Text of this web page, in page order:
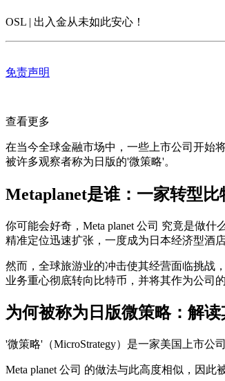
OSL | 出入金从未如此安心 ！
免责声明
查看更多
在当今全球金融市场中，一些上市公司开始
被许多观察者称为日版的'微策略'。
Metaplanet是谁：一家转型
你可能会好奇， Meta planet 公司 究竟是做什
精准定位迅速扩张，一度成为日本经济型酒
然而，全球旅游业的冲击使其经营面临挑战
业务重心彻底转向比特币，并将其作为公司
为何被称为日版微策略：解
'微策略'（MicroStrategy）是一家美国上市
Meta planet 公司 的做法与此高度相似，因此